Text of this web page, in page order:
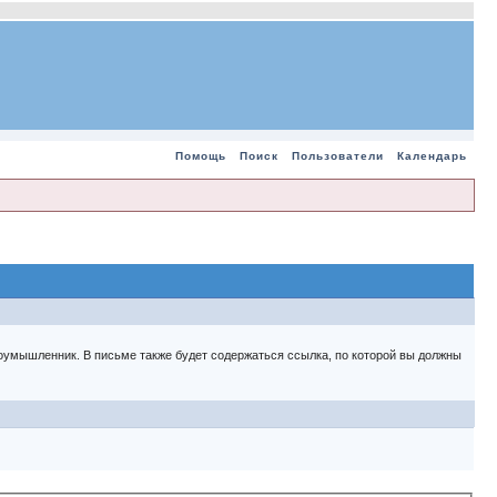
Помощь Поиск Пользователи Календарь
В письме также будет содержаться ссылка, по которой вы должны